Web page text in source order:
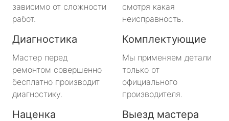
зависимо от сложности
работ.
смотря какая
неисправность.
Диагностика
Мастер перед
ремонтом совершенно
бесплатно производит
диагностику.
Комплектующие
Мы применяем детали
только от
официального
производителя.
Наценка Выезд мастера